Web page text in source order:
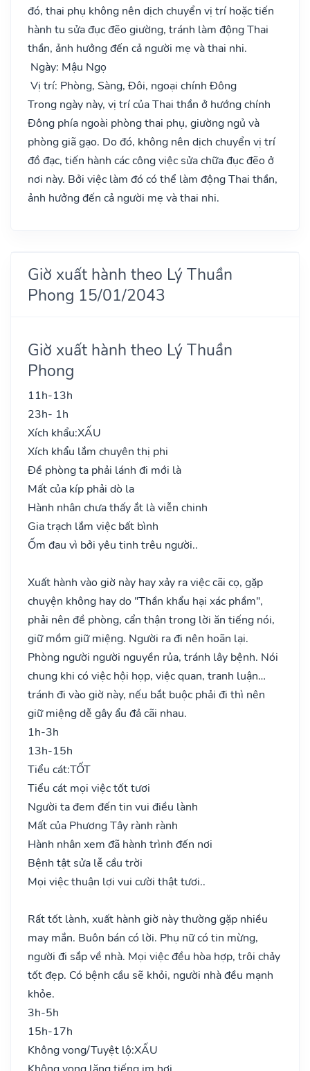
đó, thai phụ không nên dịch chuyển vị trí hoặc tiến
hành tu sửa đục đẽo giường, tránh làm động Thai
thần, ảnh hưởng đến cả người mẹ và thai nhi.
Ngày: Mậu Ngọ
Vị trí: Phòng, Sàng, Đôi, ngoại chính Đông
Trong ngày này, vị trí của Thai thần ở hướng chính
Đông phía ngoài phòng thai phụ, giường ngủ và
phòng giã gạo. Do đó, không nên dịch chuyển vị trí
đồ đạc, tiến hành các công việc sửa chữa đục đẽo ở
nơi này. Bởi việc làm đó có thể làm động Thai thần,
ảnh hưởng đến cả người mẹ và thai nhi.
Giờ xuất hành theo Lý Thuần
Phong 15/01/2043
Giờ xuất hành theo Lý Thuần
Phong
11h-13h
23h- 1h
Xích khẩu:XẤU
Xích khẩu lắm chuyên thị phi
Đề phòng ta phải lánh đi mới là
Mất của kíp phải dò la
Hành nhân chưa thấy ắt là viễn chinh
Gia trạch lắm việc bất bình
Ốm đau vì bởi yêu tinh trêu người..
Xuất hành vào giờ này hay xảy ra việc cãi cọ, gặp
chuyện không hay do "Thần khẩu hại xác phầm",
phải nên đề phòng, cẩn thận trong lời ăn tiếng nói,
giữ mồm giữ miệng. Người ra đi nên hoãn lại.
Phòng người người nguyền rủa, tránh lây bệnh. Nói
chung khi có việc hội họp, việc quan, tranh luận…
tránh đi vào giờ này, nếu bắt buộc phải đi thì nên
giữ miệng dễ gây ẩu đả cãi nhau.
1h-3h
13h-15h
Tiểu cát:TỐT
Tiểu cát mọi việc tốt tươi
Người ta đem đến tin vui điều lành
Mất của Phương Tây rành rành
Hành nhân xem đã hành trình đến nơi
Bệnh tật sửa lễ cầu trời
Mọi việc thuận lợi vui cười thật tươi..
Rất tốt lành, xuất hành giờ này thường gặp nhiều
may mắn. Buôn bán có lời. Phụ nữ có tin mừng,
người đi sắp về nhà. Mọi việc đều hòa hợp, trôi chảy
tốt đẹp. Có bệnh cầu sẽ khỏi, người nhà đều mạnh
khỏe.
3h-5h
15h-17h
Không vong/Tuyệt lộ:XẤU